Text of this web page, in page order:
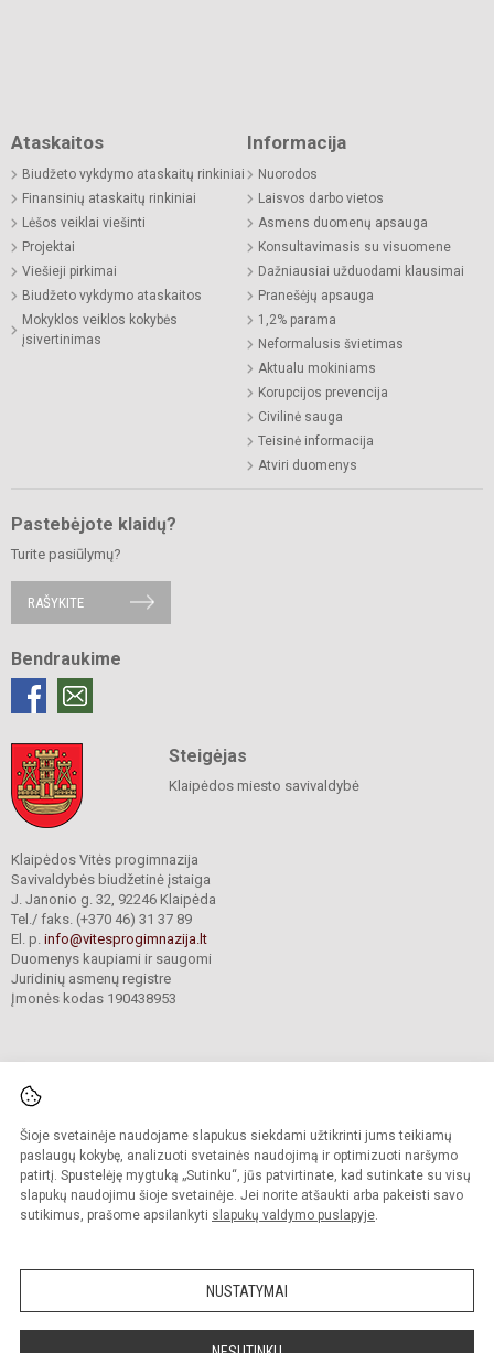
Šioje svetainėje naudojame slapukus siekdami užtikrinti jums teikiamų
paslaugų kokybę, analizuoti svetainės naudojimą ir optimizuoti naršymo
patirtį. Spustelėję mygtuką „Sutinku“, jūs patvirtinate, kad sutinkate su visų
slapukų naudojimu šioje svetainėje. Jei norite atšaukti arba pakeisti savo
sutikimus, prašome apsilankyti slapukų valdymo puslapyje.
NUSTATYMAI
Ataskaitos
Biudžeto vykdymo ataskaitų rinkiniai
Finansinių ataskaitų rinkiniai
Lėšos veiklai viešinti
Projektai
Viešieji pirkimai
Biudžeto vykdymo ataskaitos
Mokyklos veiklos kokybės
įsivertinimas
Informacija
Nuorodos
Laisvos darbo vietos
Asmens duomenų apsauga
Konsultavimasis su visuomene
Dažniausiai užduodami klausimai
Pranešėjų apsauga
1,2% parama
Neformalusis švietimas
Aktualu mokiniams
Korupcijos prevencija
Civilinė sauga
Teisinė informacija
Atviri duomenys
Pastebėjote klaidų?
Turite pasiūlymų?
RAŠYKITE
Bendraukime
Steigėjas
Klaipėdos miesto savivaldybė
Klaipėdos Vitės progimnazija
Savivaldybės biudžetinė įstaiga
J. Janonio g. 32, 92246 Klaipėda
Tel./ faks. (+370 46) 31 37 89
El. p. info@vitesprogimnazija.lt
Duomenys kaupiami ir saugomi
Juridinių asmenų registre
Įmonės kodas 190438953
© 2024. Klaipėdos Vitės progimnazija. Visos teisės saugomos.
Kopijuoti turinį be raštiško progimnazijos sutikimo griežtai draudžiama.
Prieinamumo paraiška Slapukų valdymas
Sumanus būdas atnaujinti